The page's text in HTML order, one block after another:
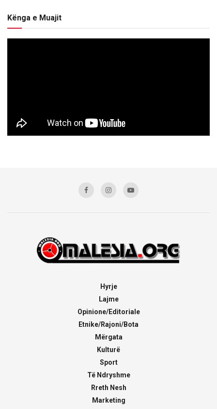
Kënga e Muajit
Hyrje
Lajme
Opinione/Editoriale
Etnike/Rajoni/Bota
Mërgata
Kulturë
Sport
Të Ndryshme
Rreth Nesh
Marketing